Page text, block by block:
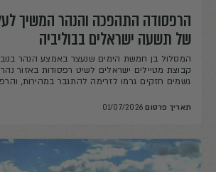
הרפסודה התהפכה והנהר המשיך
של תשעה ישראלים בבוליביה
קבוצת מטיילים ישראלים לשיט רפסודות באזור נהר
גשמים חזקים גרמו לזרימה להתגבר במהירות,
חלק מהציוד והמזון אבדו במים, והקבוצה נאלצה
תאריך פרסום 01/07/2026